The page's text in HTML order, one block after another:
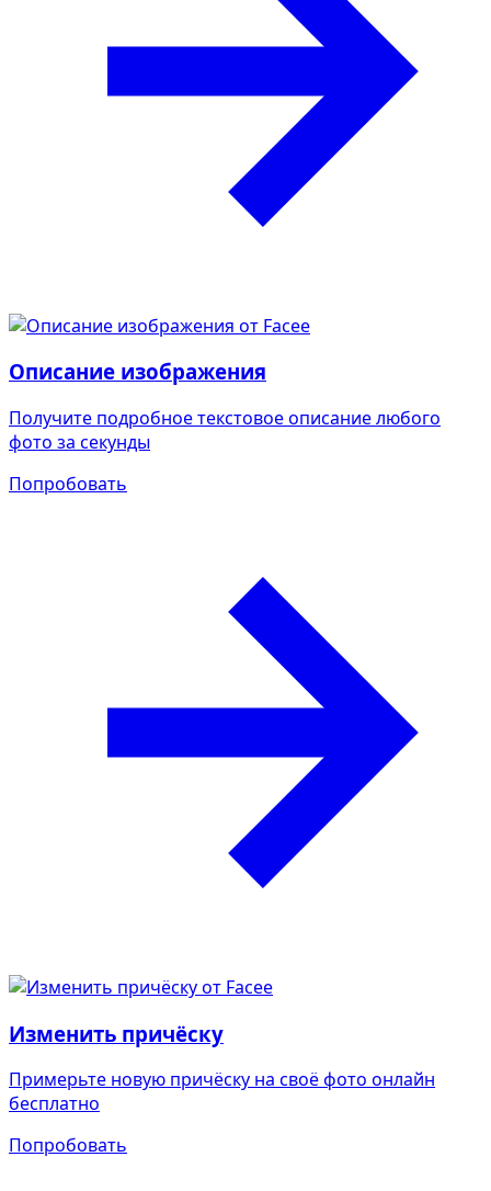
Описание изображения
Получите подробное текстовое описание любого
фото за секунды
Попробовать
Изменить причёску
Примерьте новую причёску на своё фото онлайн
бесплатно
Попробовать